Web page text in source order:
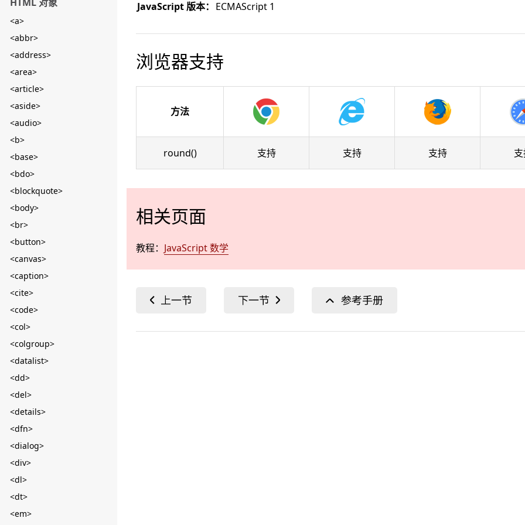
<a>
<abbr>
<address>
<area>
<article>
<aside>
<audio>
<b>
<base>
<bdo>
<blockquote>
<body>
<br>
<button>
<canvas>
<caption>
<cite>
<code>
<col>
<colgroup>
<datalist>
<dd>
<del>
<details>
<dfn>
<dialog>
<div>
<dl>
<dt>
<em>
JavaScript 版本： ECMAScript 1
浏览器支持
方法
round() 支持 支持 支持
相关页面
教程： JavaScript 数学